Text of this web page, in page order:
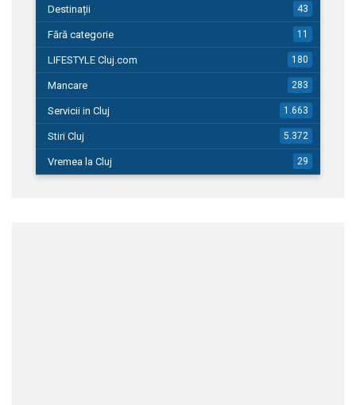
Destinații 43
Fără categorie 11
LIFESTYLE Cluj.com 180
Mancare 283
Servicii in Cluj 1.663
Stiri Cluj 5.372
Vremea la Cluj 29